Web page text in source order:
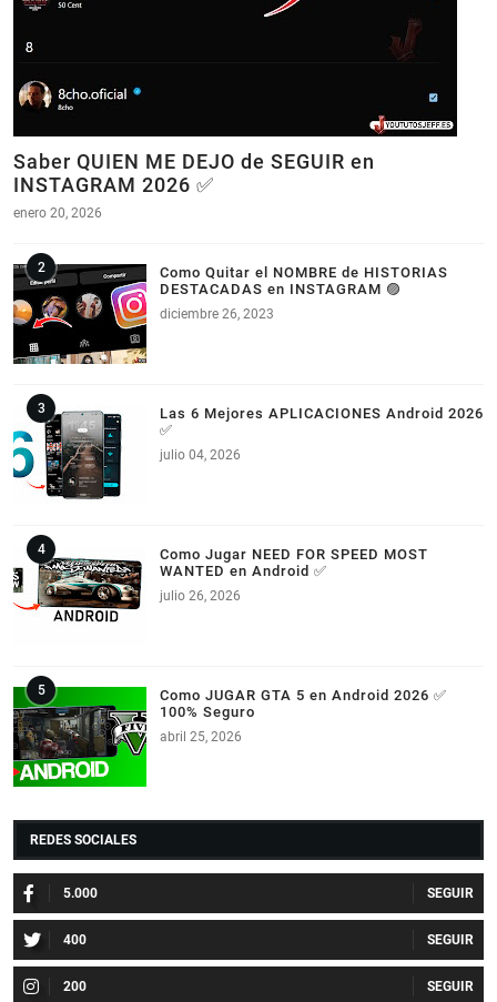
Saber QUIEN ME DEJO de SEGUIR en
INSTAGRAM 2026 ✅
enero 20, 2026
Como Quitar el NOMBRE de HISTORIAS
DESTACADAS en INSTAGRAM 🟣
diciembre 26, 2023
Las 6 Mejores APLICACIONES Android 2026
✅
julio 04, 2026
Como Jugar NEED FOR SPEED MOST
WANTED en Android ✅
julio 26, 2026
Como JUGAR GTA 5 en Android 2026 ✅
100% Seguro
abril 25, 2026
REDES SOCIALES
5.000
400
200